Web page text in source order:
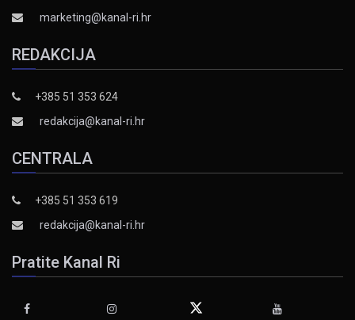
marketing@kanal-ri.hr
REDAKCIJA
+385 51 353 624
redakcija@kanal-ri.hr
CENTRALA
+385 51 353 619
redakcija@kanal-ri.hr
Pratite Kanal Ri